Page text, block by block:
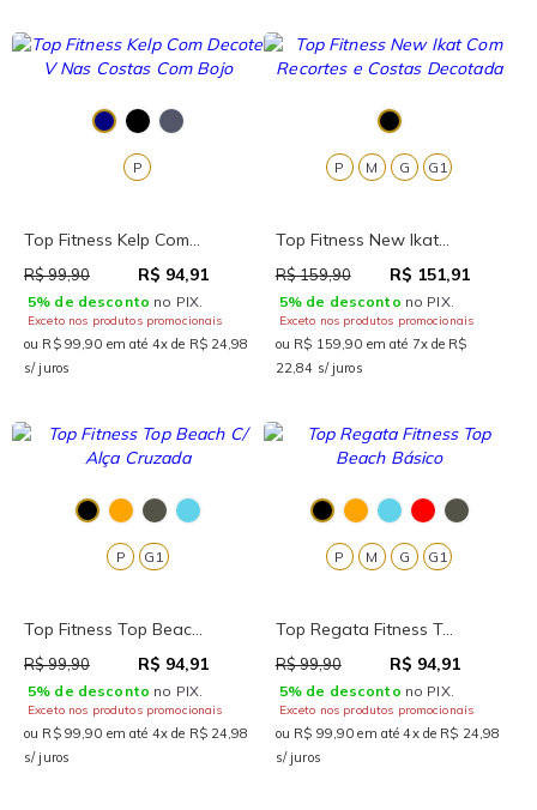
P
Top Fitness Kelp Com...
R$ 99,90 R$ 94,91
5% de desconto no PIX.
Exceto nos produtos promocionais
ou R$ 99,90 em até 4x de R$ 24,98
s/ juros
P M G1
G
Top Fitness New Ikat...
R$ 159,90 R$ 151,91
5% de desconto no PIX.
Exceto nos produtos promocionais
ou R$ 159,90 em até 7x de R$
22,84 s/ juros
G1
P
Top Fitness Top Beac...
R$ 99,90 R$ 94,91
5% de desconto no PIX.
Exceto nos produtos promocionais
ou R$ 99,90 em até 4x de R$ 24,98
s/ juros
P M G G1
Top Regata Fitness T...
R$ 99,90 R$ 94,91
5% de desconto no PIX.
Exceto nos produtos promocionais
ou R$ 99,90 em até 4x de R$ 24,98
s/ juros